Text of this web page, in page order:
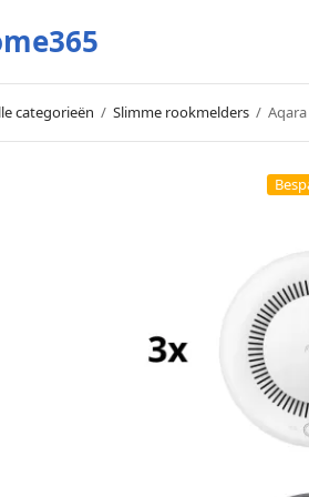
categorieën / Slimme rookmelders /